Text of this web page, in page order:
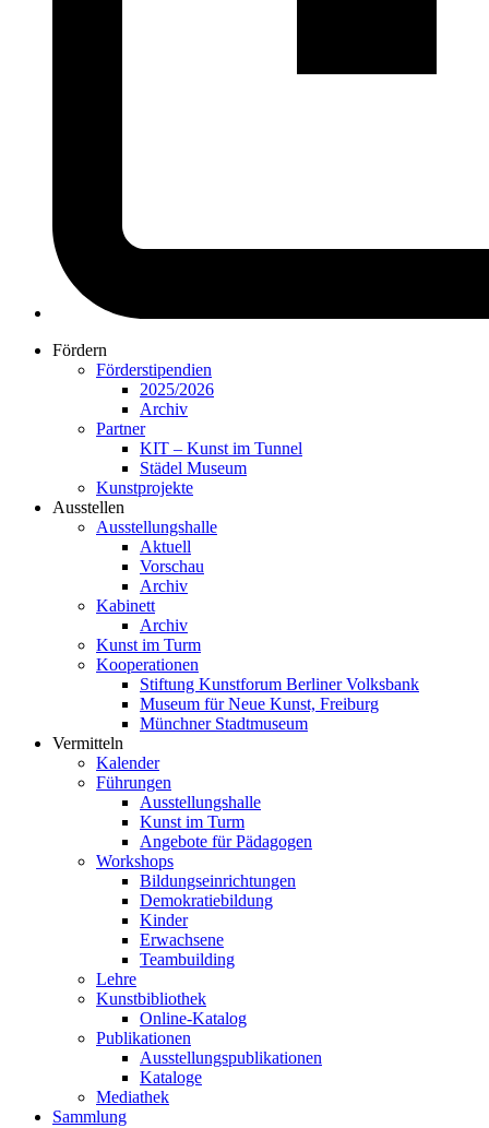
Fördern
Förderstipendien
2025/2026
Archiv
Partner
KIT – Kunst im Tunnel
Städel Museum
Kunstprojekte
Ausstellen
Ausstellungshalle
Aktuell
Vorschau
Archiv
Kabinett
Archiv
Kunst im Turm
Kooperationen
Stiftung Kunstforum Berliner Volksbank
Museum für Neue Kunst, Freiburg
Münchner Stadtmuseum
Vermitteln
Kalender
Führungen
Ausstellungshalle
Kunst im Turm
Angebote für Pädagogen
Workshops
Bildungseinrichtungen
Demokratiebildung
Kinder
Erwachsene
Teambuilding
Lehre
Kunstbibliothek
Online-Katalog
Publikationen
Ausstellungspublikationen
Kataloge
Mediathek
Sammlung